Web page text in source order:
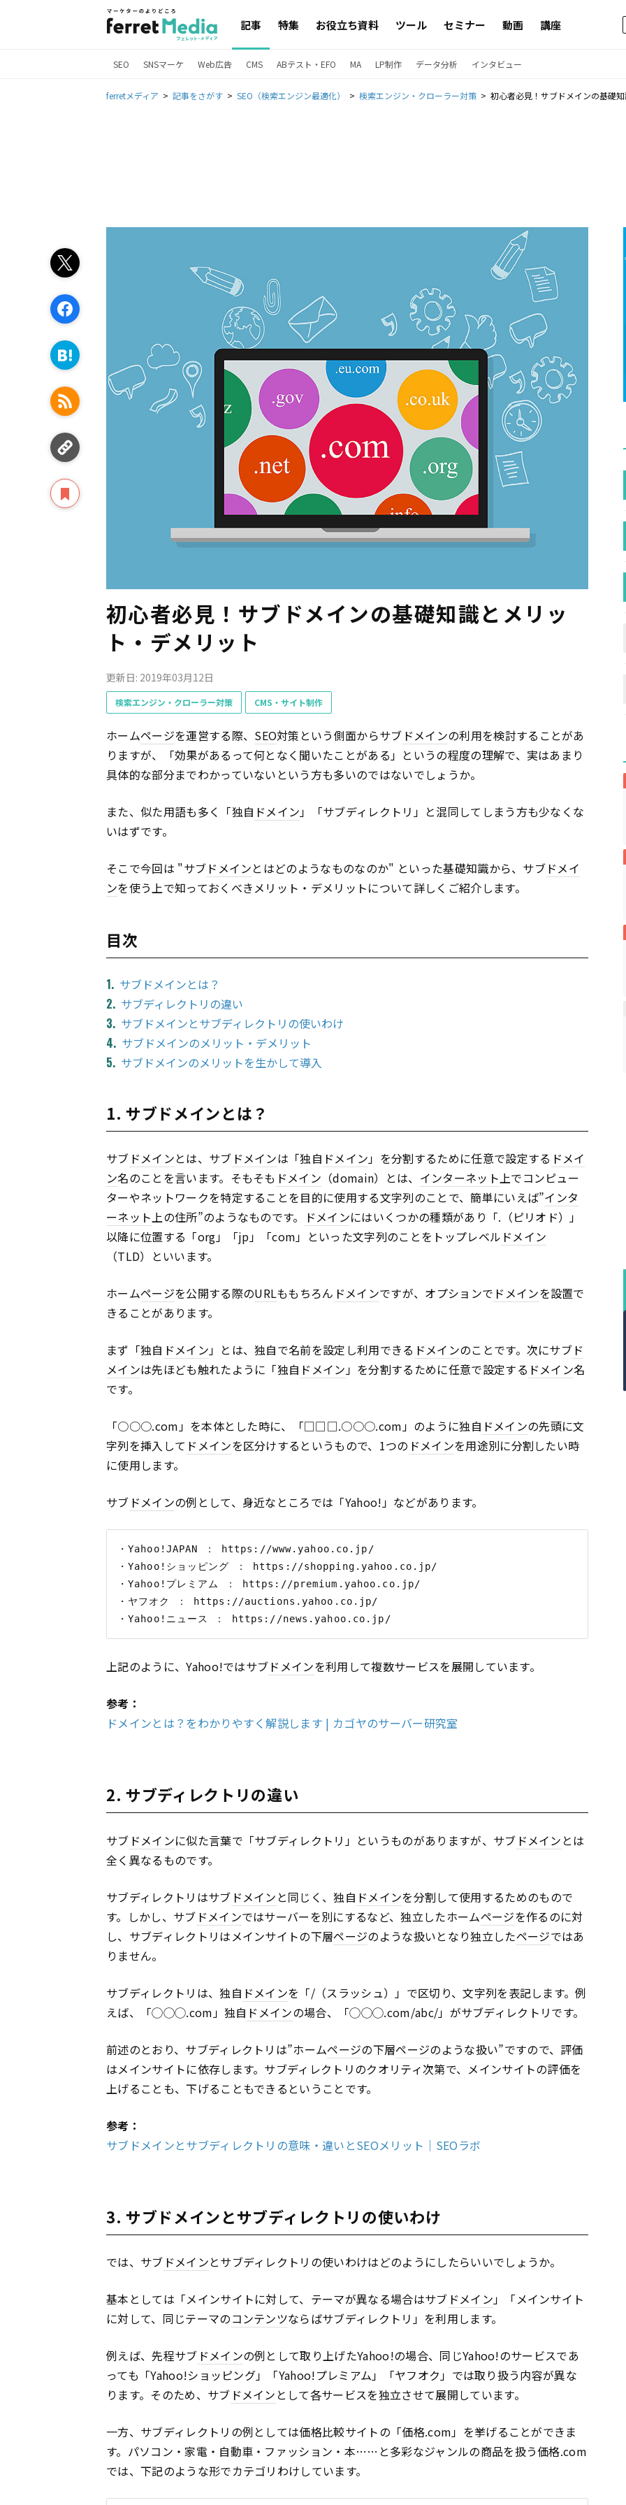
記事 特集 お役立ち資料 ツール セミナー 動画 講座
SEO SNSマーケ Web広告 CMS ABテスト・EFO MA LP制作 データ分析 インタビュー
ferretメディア 記事をさがす SEO（検索エンジン最適化） 検索エンジン・クローラー対策 初心者必見！サブドメインの基礎
初心者必見！サブドメインの基礎知識とメリッ
ト・デメリット
更新日: 2019年03月12日
検索エンジン・クローラー対策 CMS・サイト制作
ホームページを運営する際、 SEO対策という側面からサブ ドメインの利用を検討することがあ
りますが、「効果があるって何となく聞いたことがある」というの程度の理解で、実はあまり
具体的な部分までわかっていないという方も多いのではないでしょうか。
また、似た用語も多く「独自 ドメイン」「サブディレクトリ」と混同してしまう方も少なくな
いはずです。
そこで今回は "サブドメインとはどのようなものなのか" といった基礎知識から、サブドメイ
ンを使う上で知っておくべきメリット・デメリットについて詳しくご紹介します。
目次
サブドメインとは？
サブディレクトリの違い
サブドメインとサブディレクトリの使いわけ
サブドメインのメリット・デメリット
サブドメインのメリットを生かして導入
1. サブドメインとは？
サブ ドメインとは、サブ ドメインは「独自 ドメイン」を分割するために任意で設定する ドメイ
ン名のことを言います。そもそも ドメイン （domain）とは、 インターネット上でコンピュー
ターやネットワークを特定することを目的に使用する文字列のことで、簡単にいえば”インタ
ーネット上の住所”のようなものです。 ドメインにはいくつかの種類があり「.（ピリオド）」
以降に位置する「org」「jp」「com」といった文字列のことをトップレベル ドメイン
（TLD）といいます。
ホームページを公開する際のURLももちろん ドメインですが、オプションで ドメインを設置で
きることがあります。
まず「独自 ドメイン」とは、独自で名前を設定し利用できる ドメインのことです。次にサブド
メインは先ほども触れたように「独自 ドメイン」を分割するために任意で設定する ドメイン名
です。
「○○○.com」を本体とした時に、「□□□.○○○.com」のように独自 ドメインの先頭に文
字列を挿入して ドメインを区分けするというもので、1つの ドメインを用途別に分割したい時
に使用します。
サブ ドメインの例として、身近なところでは「Yahoo!」などがあります。
・Yahoo!JAPAN ： https://www.yahoo.co.jp/
・Yahoo!ショッピング ： https://shopping.yahoo.co.jp/
・Yahoo!プレミアム ： https://premium.yahoo.co.jp/
・ヤフオク ： https://auctions.yahoo.co.jp/
上記のように、Yahoo!ではサブドメインを利用して複数サービスを展開しています。
参考：
ドメインとは？をわかりやすく解説します | カゴヤのサーバー研究室
2. サブディレクトリの違い
サブ ドメインに似た言葉で「サブディレクトリ」というものがありますが、サブ ドメイン とは
全く異なるものです。
サブディレクトリはサブ ドメイン と同じく、独自 ドメインを分割して使用するためのもので
す。しかし、サブ ドメインではサーバーを別にするなど、独立したホームページを作るのに対
し、サブディレクトリはメインサイトの下層ページのような扱いとなり独立したページではあ
りません。
サブディレクトリは、独自 ドメインを「/（スラッシュ）」で区切り、文字列を表記します。例
えば、「◯◯◯.com」独自 ドメインの場合、「◯◯◯.com/abc/」がサブディレクトリです。
前述のとおり、サブディレクトリは”ホームページの下層ページのような扱い”ですので、評価
はメインサイトに依存します。サブディレクトリのクオリティ次第で、メインサイトの評価を
上げることも、下げることもできるということです。
参考：
サブドメインとサブディレクトリの意味・違いとSEOメリット｜SEOラボ
3. サブドメインとサブディレクトリの使いわけ
では、サブ ドメインとサブディレクトリの使いわけはどのようにしたらいいでしょうか。
基本としては「メインサイトに対して、テーマが異なる場合はサブ ドメイン」「メインサイト
に対して、同じテーマのコンテンツならばサブディレクトリ」を利用します。
例えば、先程サブ ドメインの例として取り上げたYahoo!の場合、同じYahoo!のサービスであ
っても「Yahoo!ショッピング」「Yahoo!プレミアム」「ヤフオク」では取り扱う内容が異な
ります。そのため、サブ ドメイン として各サービスを独立させて展開しています。
一方、サブディレクトリの例としては価格比較サイトの「価格.com」を挙げることができま
す。パソコン・家電・自動車・ファッション・本……と多彩なジャンルの商品を扱う価格.com
では、下記のような形でカテゴリわけしています。